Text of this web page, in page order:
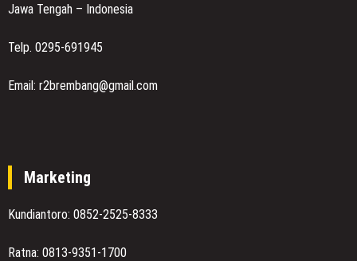
Jawa Tengah – Indonesia
Telp. 0295-691945
Email: r2brembang@gmail.com
Marketing
Kundiantoro: 0852-2525-8333
Ratna: 0813-9351-1700